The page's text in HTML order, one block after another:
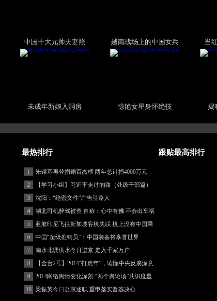
中国十大元帅夫妻照 越南战场上的中国女兵 当
未成年新娘入洞房 惊艳女星身怀绝技 揭
最热排行 跟贴最高排行
1
朱镕基再登捐赠百杰榜 两年总计捐4000万元
2
【学习小组】习近平走过的路（处级干部篇）
3
沈阳：“绝密文件”广告引路人
4
湖北司机醉驾被查 自称：心中有佛 不会出车祸
(图)
5
亚航印尼飞往新加坡客机失联 机上没有中国乘
客
6
中国“超级推销员”：中国装备将享誉世界
7
南水北调供水今日进京 走入千家万户
8
【金台2号】2014“打虎年”，读懂中央反腐深意
9
2014网络舆情变化深刻 “两个舆论场”共识度显
著增强
10 梁振英今日赴京述职 重申落实普选决心